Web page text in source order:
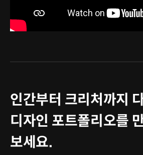
인간부터 크리처까지
디자인 포트폴리오를
보세요.